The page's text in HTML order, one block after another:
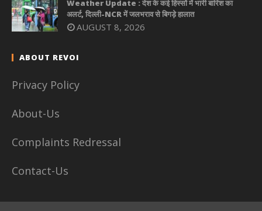
Weather Update : देश के कई हिस्सों में भारी बारिश का
अलर्ट, दिल्ली-NCR में जलभराव से बिगड़े हालात
AUGUST 8, 2026
ABOUT REVOI
Privacy Policy
About-Us
Complaints Redressal
Contact-Us